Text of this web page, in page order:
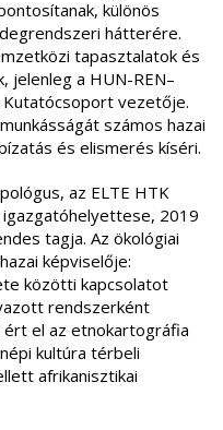
különös
hátterére.
tapasztalatok és
jelenleg a HUN-REN–
Kutatócsoport vezetője.
számos hazai
és elismerés kíséri.
az ELTE HTK
2019
tagja. Az ökológiai
képviselője:
közötti kapcsolatot
rendszerként
ért el az etnokartográfia
kultúra térbeli
afrikanisztikai